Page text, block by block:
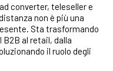
converter, teleseller e
non è più una
Sta trasformando
al retail, dalla
il ruolo degli